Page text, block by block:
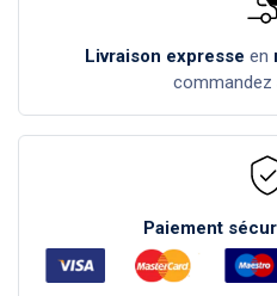
Livraison expresse en
commandez
Paiement